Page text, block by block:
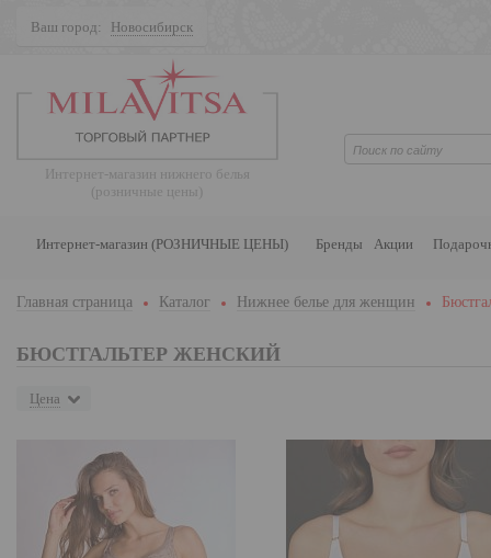
Ваш город: Новосибирск
Интернет-магазин нижнего белья
(розничные цены)
Интернет-магазин (РОЗНИЧНЫЕ ЦЕНЫ) Бренды Акции
Главная страница Каталог Нижнее белье для женщин
БЮСТГАЛЬТЕР ЖЕНСКИЙ
Цена